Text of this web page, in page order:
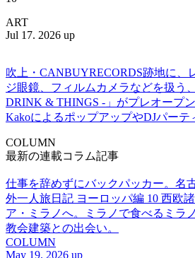
ART
Jul 17. 2026 up
吹上・CANBUYRECORDS跡地に、
ジ眼鏡、フィルムカメラなどを扱う
DRINK & THINGS -」がプレオープ
KakoによるポップアップやDJパーテ
COLUMN
最新の連載コラム記事
仕事を辞めずにバックパッカー。名
外一人旅日記 ヨーロッパ編 10 西欧
ア・ミラノへ。ミラノで食べるミラ
教会建築との出会い。
COLUMN
May 19. 2026 up